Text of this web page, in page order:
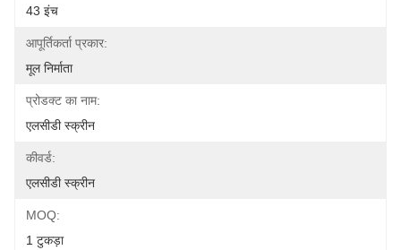
43 इंच
आपूर्तिकर्ता प्रकार:
मूल निर्माता
प्रोडक्ट का नाम:
एलसीडी स्क्रीन
कीवर्ड:
एलसीडी स्क्रीन
MOQ:
1 टुकड़ा